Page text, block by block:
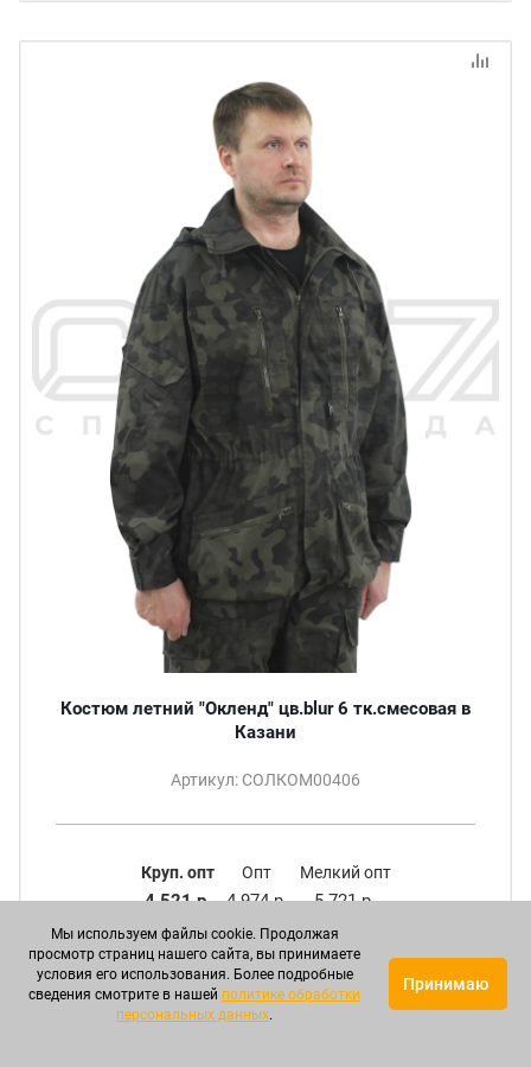
Костюм летний "Окленд" цв.blur 6 тк.смесовая в
Казани
Артикул: СОЛКОМ00406
Круп. опт
4 521 р.
Опт
4 974 р.
Мелкий опт
5 721 р.
ПОДРОБНЕЕ
Мы используем файлы cookie. Продолжая
просмотр страниц нашего сайта, вы принимаете
условия его использования. Более подробные
сведения смотрите в нашей политике обработки
персональных данных.
Принимаю